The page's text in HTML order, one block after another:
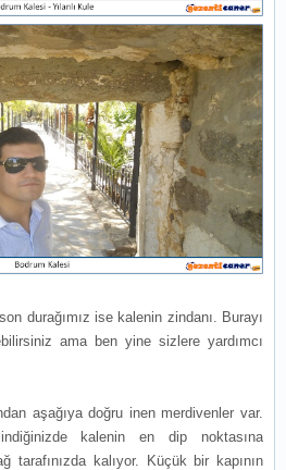
durağımız ise kalenin zindanı. Burayı
ama ben yine sizlere yardımcı
aşağıya doğru inen merdivenler var.
kalenin en dip noktasına
tarafınızda kalıyor. Küçük bir kapının